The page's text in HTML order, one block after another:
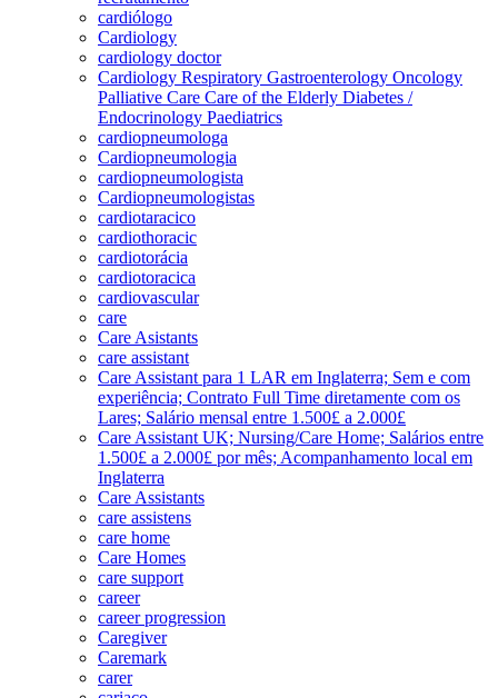
cardiólogo
Cardiology
cardiology doctor
Cardiology Respiratory Gastroenterology Oncology
Palliative Care Care of the Elderly Diabetes /
Endocrinology Paediatrics
cardiopneumologa
Cardiopneumologia
cardiopneumologista
Cardiopneumologistas
cardiotaracico
cardiothoracic
cardiotorácia
cardiotoracica
cardiovascular
care
Care Asistants
care assistant
Care Assistant para 1 LAR em Inglaterra; Sem e com
experiência; Contrato Full Time diretamente com os
Lares; Salário mensal entre 1.500£ a 2.000£
Care Assistant UK; Nursing/Care Home; Salários entre
1.500£ a 2.000£ por mês; Acompanhamento local em
Inglaterra
Care Assistants
care assistens
care home
Care Homes
care support
career
career progression
Caregiver
Caremark
carer